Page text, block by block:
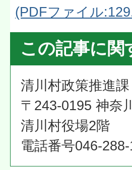
(PDFファイル
この記事に関
清川村政策推進課
〒243-0195 神奈
清川村役場2階
電話番号046-